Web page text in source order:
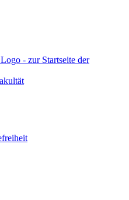
- zur Startseite der